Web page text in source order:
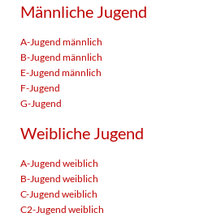
Männliche Jugend
A-Jugend männlich
B-Jugend männlich
E-Jugend männlich
F-Jugend
G-Jugend
Weibliche Jugend
A-Jugend weiblich
B-Jugend weiblich
C-Jugend weiblich
C2-Jugend weiblich